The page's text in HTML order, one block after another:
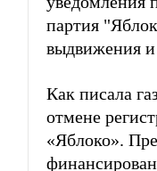
партия
выдвижения и
Как писала
отмене
«Яблоко».